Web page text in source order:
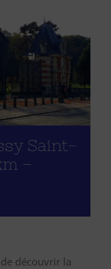
Saint-
–
découvrir la